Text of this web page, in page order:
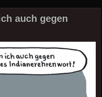
auch gegen